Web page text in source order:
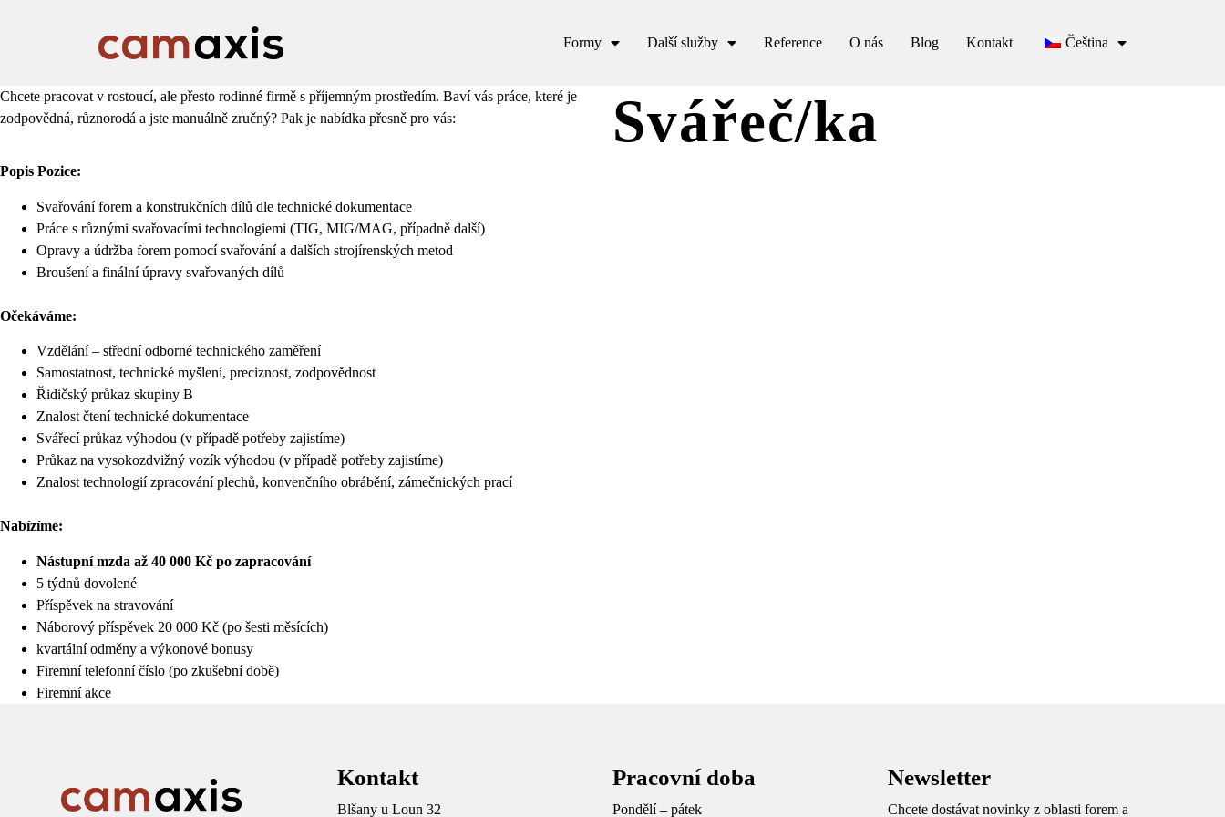
Formy Další služby Reference O nás Blog Kontakt Čeština
Chcete pracovat v rostoucí, ale přesto rodinné firmě s příjemným prostředím. Baví vás práce, které je
zodpovědná, různorodá a jste manuálně zručný? Pak je nabídka přesně pro vás:
Popis Pozice:
Svařování forem a konstrukčních dílů dle technické dokumentace
Práce s různými svařovacími technologiemi (TIG, MIG/MAG, případně další)
Opravy a údržba forem pomocí svařování a dalších strojírenských metod
Broušení a finální úpravy svařovaných dílů
Očekáváme:
Vzdělání – střední odborné technického zaměření
Samostatnost, technické myšlení, preciznost, zodpovědnost
Řidičský průkaz skupiny B
Znalost čtení technické dokumentace
Svářecí průkaz výhodou (v případě potřeby zajistíme)
Průkaz na vysokozdvižný vozík výhodou (v případě potřeby zajistíme)
Znalost technologií zpracování plechů, konvenčního obrábění, zámečnických prací
Nabízíme:
Nástupní mzda až 40 000 Kč po zapracování
5 týdnů dovolené
Příspěvek na stravování
Náborový příspěvek 20 000 Kč (po šesti měsících)
kvartální odměny a výkonové bonusy
Firemní telefonní číslo (po zkušební době)
Firemní akce
Svářeč/ka
Kontakt
Blšany u Loun 32
Pracovní doba
Pondělí – pátek
Newsletter
Chcete dostávat novinky z oblasti forem a